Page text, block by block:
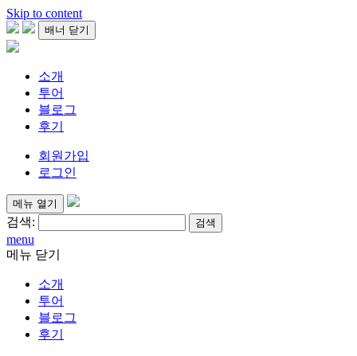
Skip to content
배너 닫기
소개
투어
블로그
후기
회원가입
로그인
메뉴 열기
검색:
menu
메뉴 닫기
소개
투어
블로그
후기